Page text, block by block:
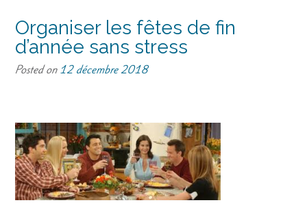
Organiser les fêtes de fin
d’année sans stress
Posted on12 décembre 2018